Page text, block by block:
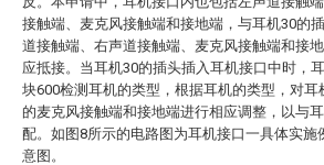
接触端、麦克风接触端和接地端，与耳机30的
道接触端、右声道接触端、麦克风接触端和接
应抵接。当耳机30的插头插入耳机接口中时，
块600检测耳机的类型，根据耳机的类型，对耳
的麦克风接触端和接地端进行相应调整，以与
配。如图8所示的电路图为耳机接口一具体实施
意图。